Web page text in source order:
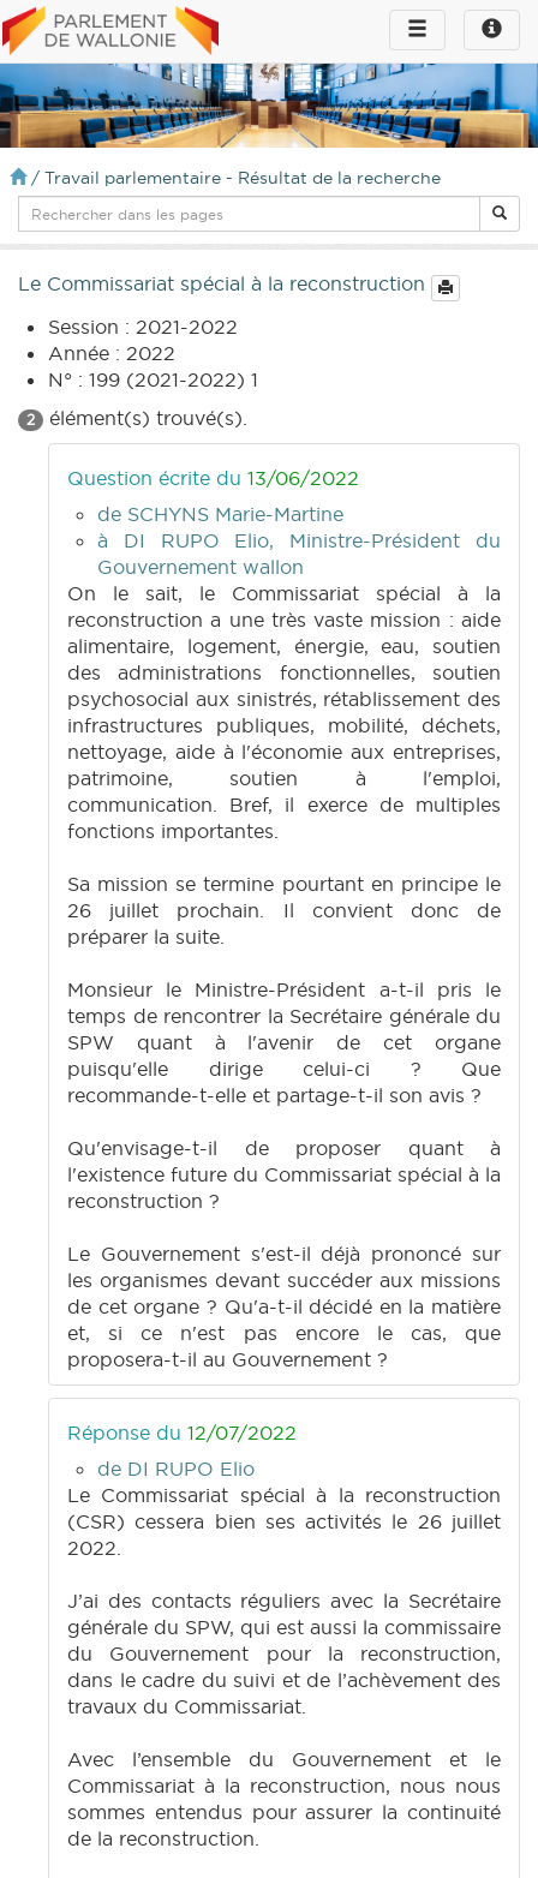
Toggle
infos
Toggle
navigation
/ Travail parlementaire - Résultat de la recherche
Le Commissariat spécial à la reconstruction
Session : 2021-2022
Année : 2022
N° : 199 (2021-2022) 1
2 élément(s) trouvé(s).
Question écrite du 13/06/2022
de SCHYNS Marie-Martine
à DI RUPO Elio, Ministre-Président du
Gouvernement wallon
On le sait, le Commissariat spécial à la
reconstruction a une très vaste mission : aide
alimentaire, logement, énergie, eau, soutien
des administrations fonctionnelles, soutien
psychosocial aux sinistrés, rétablissement des
infrastructures publiques, mobilité, déchets,
nettoyage, aide à l'économie aux entreprises,
patrimoine, soutien à l'emploi,
communication. Bref, il exerce de multiples
fonctions importantes.
Sa mission se termine pourtant en principe le
26 juillet prochain. Il convient donc de
préparer la suite.
Monsieur le Ministre-Président a-t-il pris le
temps de rencontrer la Secrétaire générale du
SPW quant à l'avenir de cet organe
puisqu'elle dirige celui-ci ? Que
recommande-t-elle et partage-t-il son avis ?
Qu'envisage-t-il de proposer quant à
l'existence future du Commissariat spécial à la
reconstruction ?
Le Gouvernement s'est-il déjà prononcé sur
les organismes devant succéder aux missions
de cet organe ? Qu'a-t-il décidé en la matière
et, si ce n'est pas encore le cas, que
proposera-t-il au Gouvernement ?
Réponse du 12/07/2022
de DI RUPO Elio
Le Commissariat spécial à la reconstruction
(CSR) cessera bien ses activités le 26 juillet
2022.
J’ai des contacts réguliers avec la Secrétaire
générale du SPW, qui est aussi la commissaire
du Gouvernement pour la reconstruction,
dans le cadre du suivi et de l’achèvement des
travaux du Commissariat.
Avec l’ensemble du Gouvernement et le
Commissariat à la reconstruction, nous nous
sommes entendus pour assurer la continuité
de la reconstruction.